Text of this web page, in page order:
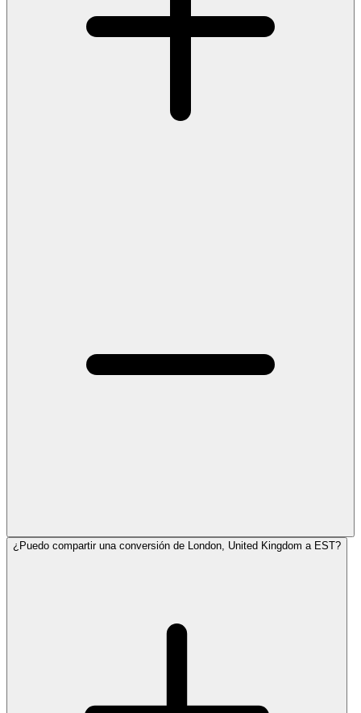
¿Puedo compartir una conversión de London, United Kingdom a EST?